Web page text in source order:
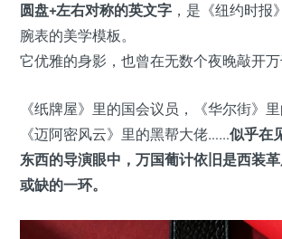
圆盘+左右对称的英文字 ，是《纽约时报
腕表的美学模板。
它优雅的身影，也曾在无数个夜晚敲开万
《纸牌屋》里的国会议员，《华尔街》
《迈阿密风云》里的黑帮大佬……似乎在
东西的导演眼中，万国葡计依旧是西装
或缺的一环。